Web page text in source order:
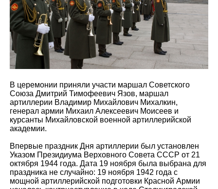
В церемонии приняли участи маршал Советского
Союза Дмитрий Тимофеевич Язов, маршал
артиллерии Владимир Михайлович Михалкин,
генерал армии Михаил Алексеевич Моисеев и
курсанты Михайловской военной артиллерийской
академии.
Впервые праздник Дня артиллерии был установлен
Указом Президиума Верховного Совета СССР от 21
октября 1944 года. Дата 19 ноября была выбрана для
праздника не случайно: 19 ноября 1942 года с
мощной артиллерийской подготовки Красной Армии